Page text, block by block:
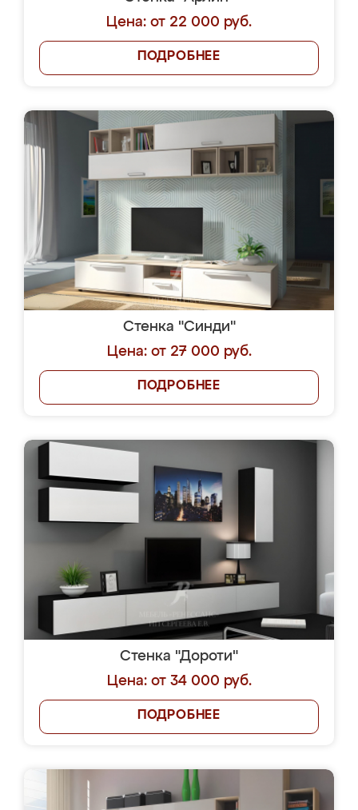
Цена: от 22 000 руб.
ПОДРОБНЕЕ
Стенка "Синди"
Цена: от 27 000 руб.
ПОДРОБНЕЕ
Стенка "Дороти"
Цена: от 34 000 руб.
ПОДРОБНЕЕ